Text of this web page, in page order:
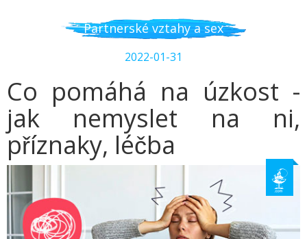
Partnerské vztahy a sex
2022-01-31
Co pomáhá na úzkost -
jak nemyslet na ni,
příznaky, léčba